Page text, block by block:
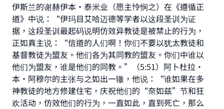
伊斯兰的谢赫伊本·泰米业（愿主怜悯之）在《遵循正
道》中说：“伊玛目艾哈迈德等学者以这段圣训为证
据，这段圣训最起码说明仿效异教徒是被禁止的行为，
正如真主说：“信道的人们啊！你们不要以犹太教徒和
基督教徒为盟友。他们各为其同教的盟友。你们中谁以
他们为盟友，谁是他们的同教。”（5:51）阿卜杜拉·
本·阿穆尔的主张与之如出一辙，他说：“谁如果在多
神教徒的地方修建住宅，庆祝他们的“奈如兹”节和狂
欢活动，仿效他们的行为，一直如此，直到死亡，那么